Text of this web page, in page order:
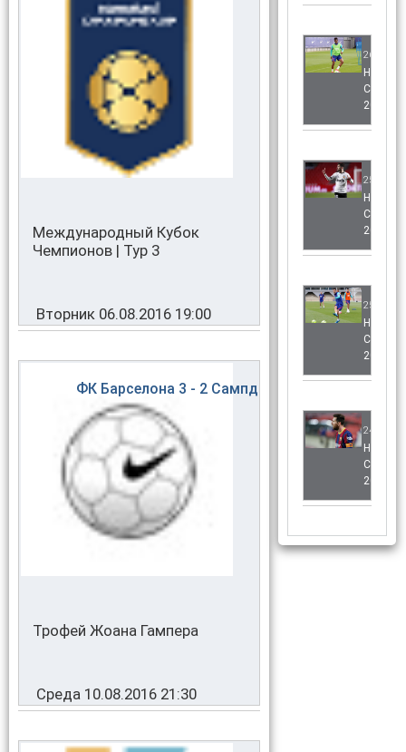
Международный Кубок
Чемпионов | Тур 3
Вторник 06.08.2016 19:00
Трофей Жоана Гампера
Среда 10.08.2016 21:30
ФК Барселона 3 - 2 Сампдория
2020/
2020/
2020/
2020/